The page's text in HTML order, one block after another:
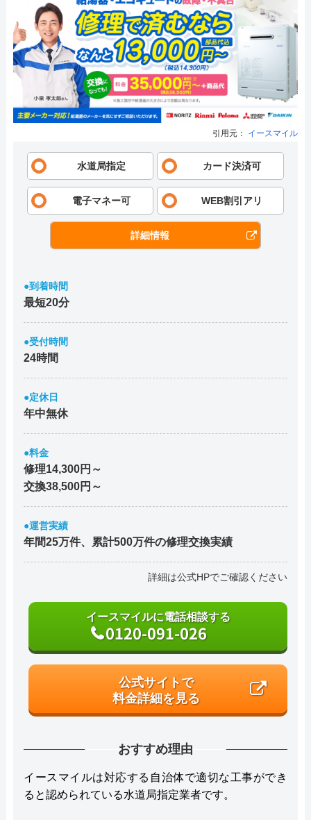
引用元： イースマイル
水道局指定 カード決済可
電子マネー可 WEB割引アリ
詳細情報
●到着時間
最短20分
●受付時間
24時間
●定休日
年中無休
●料金
修理14,300円～
交換38,500円～
●運営実績
年間25万件、累計500万件の修理交換実績
詳細は公式HPでご確認ください
イースマイルに電話相談する
0120-091-026
公式サイトで
料金詳細を見る
おすすめ理由
イースマイルは対応する自治体で適切な工事ができ
ると認められている水道局指定業者です。